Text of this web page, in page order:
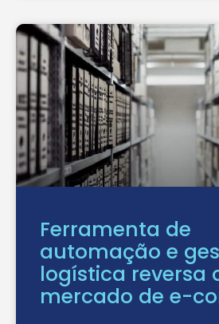
Ferramenta de
automação e
logística reversa
mercado de e-